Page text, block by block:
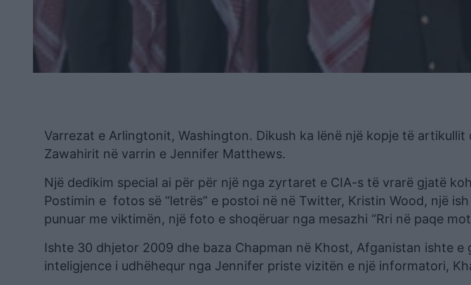
Varrezat e Arlingtonit, Washington. Dikush ka lënë një kopje të
Zawahirit në varrin e Jennifer Matthews.
Një dedikim special ai për për një nga zyrtaret e CIA-s të vrarë gjatë
Postimin e fotos së “letrës” e postoi në në Twitter, Kristin Wood, një
punuar me viktimën, një foto e shoqëruar nga mesazhi “Rri në paqe
Ishte 30 dhjetor 2009 dhe baza Chapman në Khost, Afganistan ishte e
inteligjence i udhëhequr nga Jennifer priste vizitën e një informatori,